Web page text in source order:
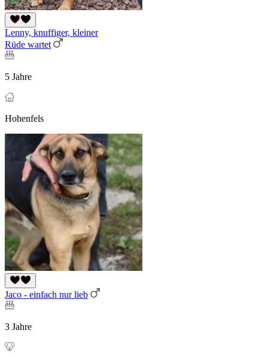
Lenny, knuffiger, kleiner
Rüde wartet
5 Jahre
Hohenfels
Jaco - einfach nur lieb
3 Jahre